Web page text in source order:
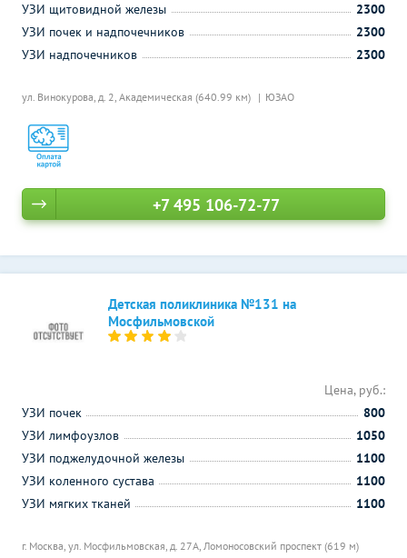
ул. Винокурова, д. 2, Академическая (640.99 км) ЮЗАО
УЗИ щитовидной железы
2300
УЗИ почек и надпочечников
2300
УЗИ надпочечников
2300
+7 495 106-72-77
Детская поликлиника №131 на
Мосфильмовской
г. Москва, ул. Мосфильмовская, д. 27А, Ломоносовский проспект (619 м)
Цена, руб.:
УЗИ почек
800
УЗИ лимфоузлов
1050
УЗИ поджелудочной железы
1100
УЗИ коленного сустава
1100
УЗИ мягких тканей
1100